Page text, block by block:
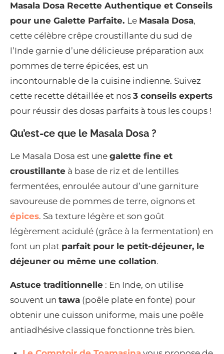
Masala Dosa Recette Authentique et Conseils
pour une Galette Parfaite. Le Masala Dosa,
cette célèbre crêpe croustillante du sud de
l’Inde garnie d’une délicieuse préparation aux
pommes de terre épicées, est un
incontournable de la cuisine indienne. Suivez
cette recette détaillée et nos 3 conseils experts
pour réussir des dosas parfaits à tous les coups !
Qu’est-ce que le Masala Dosa ?
Le Masala Dosa est une galette fine et
croustillante à base de riz et de lentilles
fermentées, enroulée autour d’une garniture
savoureuse de pommes de terre, oignons et
épices. Sa texture légère et son goût
légèrement acidulé (grâce à la fermentation) en
font un plat parfait pour le petit-déjeuner, le
déjeuner ou même une collation.
Astuce traditionnelle : En Inde, on utilise
souvent un tawa (poêle plate en fonte) pour
obtenir une cuisson uniforme, mais une poêle
antiadhésive classique fonctionne très bien.